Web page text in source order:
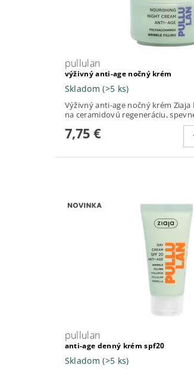
pullulan
výživný anti-age nočný krém
Skladom(>5 ks)
Výživný anti-age nočný krém Ziaja
na ceramidovú regeneráciu,
7,75 €
pullulan
anti-age denný krém spf20
Skladom(>5 ks)